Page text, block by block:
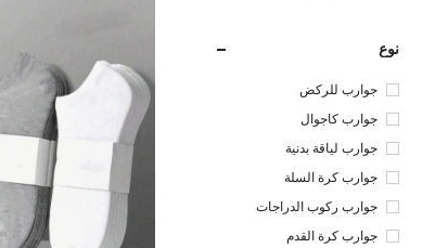
نوع
جوارب للركض
جوارب كاجوال
جوارب لياقة بدنية
جوارب كرة السلة
جوارب ركوب الدراجات
جوارب كرة القدم